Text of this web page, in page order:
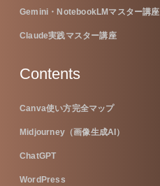
Gemini・NotebookLMマスター講座
Claude実践マスター講座
Contents
Canva使い方完全マップ
Midjourney（画像生成AI）
ChatGPT
WordPress